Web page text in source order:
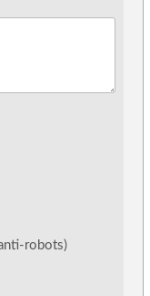
robots)